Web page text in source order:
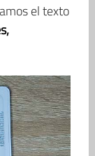
el texto